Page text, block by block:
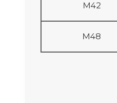
M42
M48